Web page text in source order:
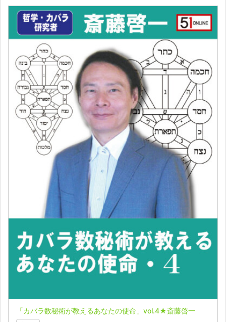
「カバラ数秘術が教えるあなたの使命」vol.4★斎藤啓一